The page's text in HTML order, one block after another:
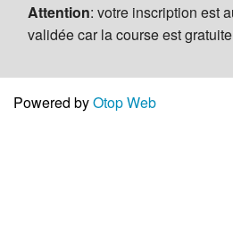
Attention: votre inscription est
validée car la course est
Powered byOtop Web